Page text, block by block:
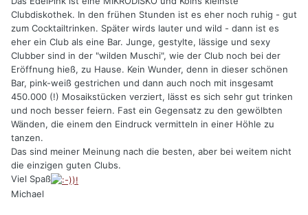
Clubdiskothek. In den frühen Stunden ist es eher noch ruhig - gut
zum Cocktailtrinken. Später wirds lauter und wild - dann ist es
eher ein Club als eine Bar. Junge, gestylte, lässige und sexy
Clubber sind in der "wilden Muschi", wie der Club noch bei der
Eröffnung hieß, zu Hause. Kein Wunder, denn in dieser schönen
Bar, pink-weiß gestrichen und dann auch noch mit insgesamt
450.000 (!) Mosaikstücken verziert, lässt es sich sehr gut trinken
und noch besser feiern. Fast ein Gegensatz zu den gewölbten
Wänden, die einem den Eindruck vermitteln in einer Höhle zu
tanzen.
Das sind meiner Meinung nach die besten, aber bei weitem nicht
die einzigen guten Clubs.
Viel Spaß
Michael